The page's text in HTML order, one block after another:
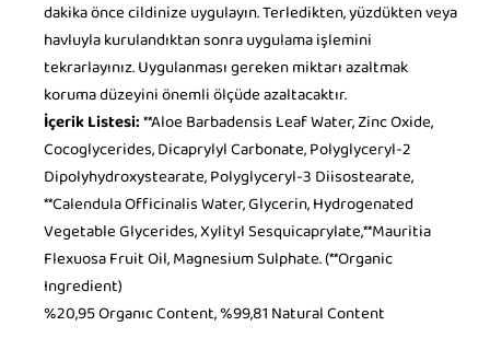
dakika önce cildinize uygulayın. Terledikten, yüzdükten veya
havluyla kurulandıktan sonra uygulama işlemini
tekrarlayınız. Uygulanması gereken miktarı azaltmak
koruma düzeyini önemli ölçüde azaltacaktır.
İçerik Listesi:**Aloe Barbadensis Leaf Water, Zinc Oxide,
Cocoglycerides, Dicaprylyl Carbonate, Polyglyceryl-2
Dipolyhydroxystearate, Polyglyceryl-3 Diisostearate,
**Calendula Officinalis Water, Glycerin, Hydrogenated
Vegetable Glycerides, Xylityl Sesquicaprylate,**Mauritia
Flexuosa Fruit Oil, Magnesium Sulphate. (**Organic
Ingredient)
%20,95 Organıc Content, %99,81 Natural Content